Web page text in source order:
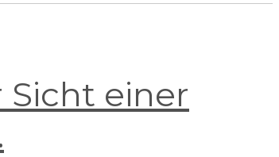
Sicht einer